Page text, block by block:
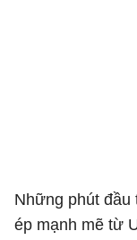
Những phút đầu
ép mạnh mẽ từ